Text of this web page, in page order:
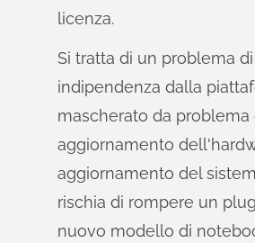
licenza.
Si tratta di un problema di
indipendenza dalla
mascherato da problema
aggiornamento
aggiornamento del
rischia di rompere un
nuovo modello di